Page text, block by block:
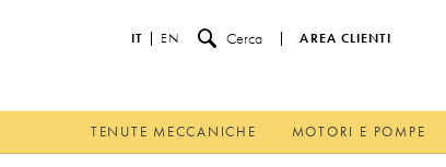
IT EN Cerca AREA CLIENTI
TENUTE MECCANICHE MOTORI E POMPE